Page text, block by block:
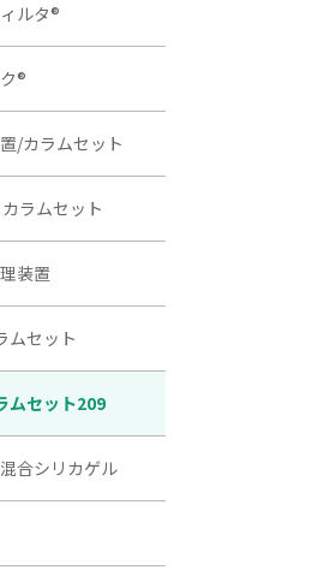
ルタ®
®
/カラムセット
ラムセット
装置
ムセット
ムセット209
合シリカゲル